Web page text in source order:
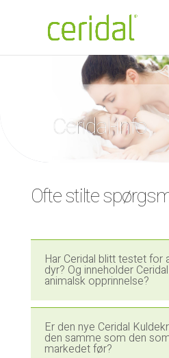
Ceridal-info
Ofte stilte
Har Ceridal blitt testet for
dyr? Og inneholder
animalsk opprinnelse?
Er den nye Ceridal
den samme som den
markedet før?